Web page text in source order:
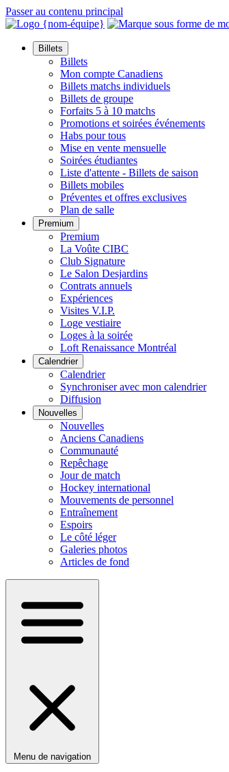
Passer au contenu principal
Billets
Billets
Mon compte Canadiens
Billets matchs individuels
Billets de groupe
Forfaits 5 à 10 matchs
Promotions et soirées événements
Habs pour tous
Mise en vente mensuelle
Soirées étudiantes
Liste d'attente - Billets de saison
Billets mobiles
Préventes et offres exclusives
Plan de salle
Premium
Premium
La Voûte CIBC
Club Signature
Le Salon Desjardins
Contrats annuels
Expériences
Visites V.I.P.
Loge vestiaire
Loges à la soirée
Loft Renaissance Montréal
Calendrier
Calendrier
Synchroniser avec mon calendrier
Diffusion
Nouvelles
Nouvelles
Anciens Canadiens
Communauté
Repêchage
Jour de match
Hockey international
Mouvements de personnel
Entraînement
Espoirs
Le côté léger
Galeries photos
Articles de fond
Menu de navigation